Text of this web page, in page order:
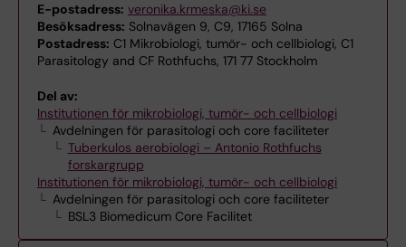
E-postadress: veronika.krmeska@ki.se
Besöksadress: Solnavägen 9, C9, 17165 Solna
Postadress: C1 Mikrobiologi, tumör- och cellbiologi, C1
Parasitology and CF Rothfuchs, 171 77 Stockholm
Del av:
Institutionen för mikrobiologi, tumör- och cellbiologi
Avdelningen för parasitologi och core faciliteter
Tuberkulos aerobiologi – Antonio Rothfuchs
forskargrupp
Institutionen för mikrobiologi, tumör- och cellbiologi
Avdelningen för parasitologi och core faciliteter
BSL3 Biomedicum Core Facilitet